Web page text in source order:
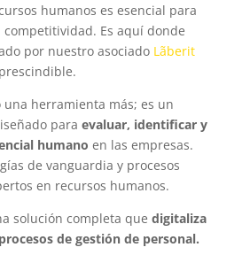
humanos es esencial para
Es aquí donde
por nuestro asociado Lãberit
una herramienta más; es un
para evaluar, identificar y
humano en las empresas.
de vanguardia y procesos
en recursos humanos.
solución completa que digitaliza
de gestión de personal.